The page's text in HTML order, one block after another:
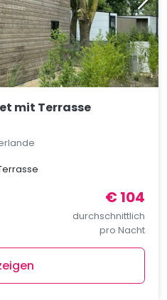
mit Terrasse
€ 104
durchschnittlich
pro Nacht